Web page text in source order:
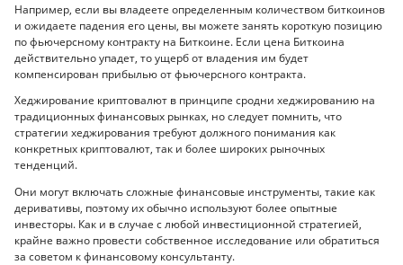
Например, если вы владеете определенным количеством биткоинов
и ожидаете падения его цены, вы можете занять короткую позицию
по фьючерсному контракту на Биткоине. Если цена Биткоина
действительно упадет, то ущерб от владения им будет
компенсирован прибылью от фьючерсного контракта.
Хеджирование криптовалют в принципе сродни хеджированию на
традиционных финансовых рынках, но следует помнить, что
стратегии хеджирования требуют должного понимания как
конкретных криптовалют, так и более широких рыночных
тенденций.
Они могут включать сложные финансовые инструменты, такие как
деривативы, поэтому их обычно используют более опытные
инвесторы. Как и в случае с любой инвестиционной стратегией,
крайне важно провести собственное исследование или обратиться
за советом к финансовому консультанту.